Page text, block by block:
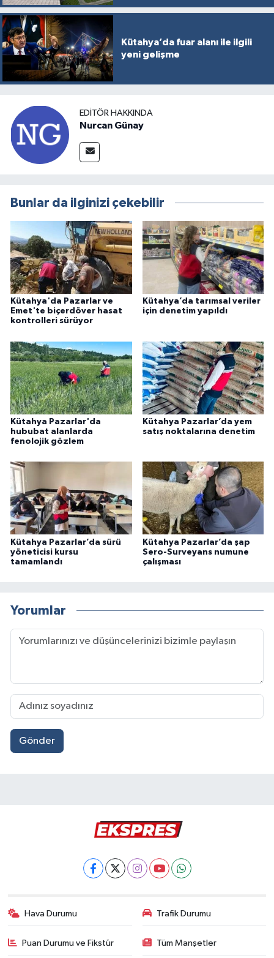
Kütahya’da fuar alanı ile ilgili
yeni gelişme
EDITÖR HAKKINDA
Nurcan Günay
Bunlar da ilginizi çekebilir
Kütahya'da Pazarlar ve
Emet'te biçerdöver hasat
kontrolleri sürüyor
Kütahya’da tarımsal veriler
için denetim yapıldı
Kütahya Pazarlar'da
hububat alanlarda
fenolojik gözlem
Kütahya Pazarlar’da yem
satış noktalarına denetim
Kütahya Pazarlar’da sürü
yöneticisi kursu
tamamlandı
Kütahya Pazarlar’da şap
Sero-Surveyans numune
çalışması
Yorumlar
Gönder
Hava Durumu Trafik Durumu
Puan Durumu ve Fikstür Tüm Manşetler